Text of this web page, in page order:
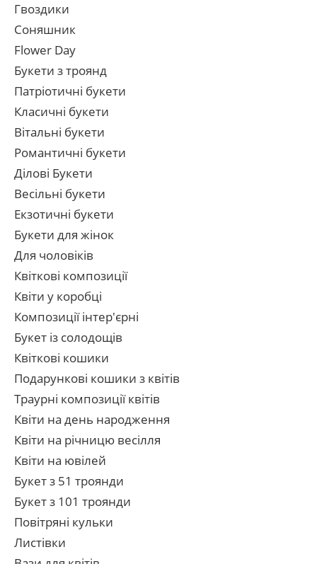
Гвоздики
Соняшник
Flower Day
Букети з троянд
Патріотичні букети
Класичні букети
Вітальні букети
Романтичні букети
Ділові Букети
Весільні букети
Екзотичні букети
Букети для жінок
Для чоловіків
Квіткові композиції
Квіти у коробці
Композиції інтер'єрні
Букет із солодощів
Квіткові кошики
Подарункові кошики з квітів
Траурні композиції квітів
Квіти на день народження
Квіти на річницю весілля
Квіти на ювілей
Букет з 51 троянди
Букет з 101 троянди
Повітряні кульки
Листівки